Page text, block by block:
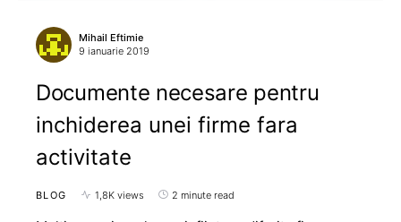
Mihail Eftimie
9 ianuarie 2019
Documente necesare pentru
inchiderea unei firme fara
activitate
BLOG 1,8K views 2 minute read